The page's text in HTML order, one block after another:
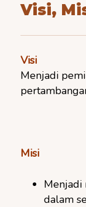
Visi,
Visi
Menjadi
Misi
Menjadi
dalam